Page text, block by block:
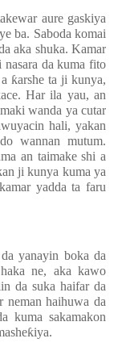
aure gaskiya
ba. Saboda komai
aka shuka. Kamar
da kuma fito
ƙarshe ta ji kunya,
Har ila yau, an
wanda ya cutar
hali, yakan
wannan mutum.
an taimake shi a
ji kunya kuma ya
yadda ta faru
yanayin boka da
ne, aka kawo
da suka haifar da
neman haihuwa da
kuma sakamakon
ƙiya.